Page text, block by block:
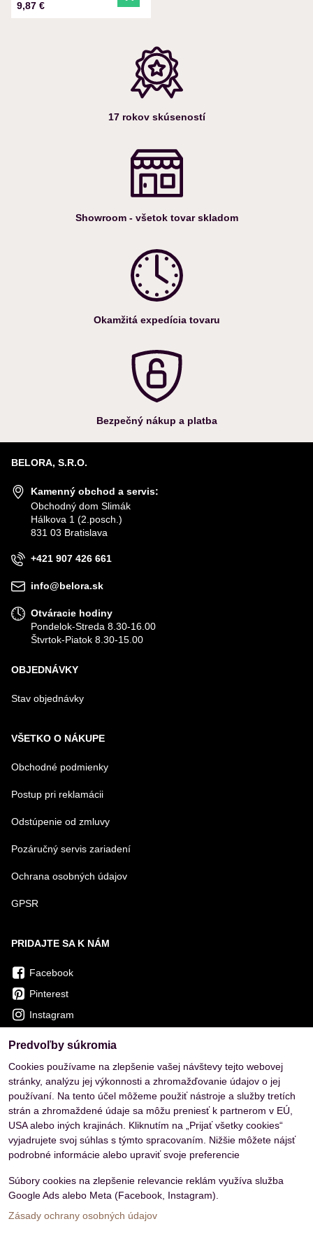
Cena s DPH
9,87 €
17 rokov skúseností
Showroom - všetok tovar skladom
Okamžitá expedícia tovaru
Bezpečný nákup a platba
BELORA, S.R.O.
Kamenný obchod a servis:
Obchodný dom Slimák
Hálkova 1 (2.posch.)
831 03 Bratislava
+421 907 426 661
info@belora.sk
Otváracie hodiny
Pondelok-Streda 8.30-16.00
Štvrtok-Piatok 8.30-15.00
OBJEDNÁVKY
Stav objednávky
VŠETKO O NÁKUPE
Obchodné podmienky
Postup pri reklamácii
Odstúpenie od zmluvy
Pozáručný servis zariadení
Ochrana osobných údajov
GPSR
PRIDAJTE SA K NÁM
Facebook
Pinterest
Instagram
Predvoľby súkromia
Cookies používame na zlepšenie vašej návštevy tejto webovej
stránky, analýzu jej výkonnosti a zhromažďovanie údajov o jej
používaní. Na tento účel môžeme použiť nástroje a služby tretích
strán a zhromaždené údaje sa môžu preniesť k partnerom v EÚ,
USA alebo iných krajinách. Kliknutím na „Prijať všetky cookies“
vyjadrujete svoj súhlas s týmto spracovaním. Nižšie môžete nájsť
podrobné informácie alebo upraviť svoje preferencie
Súbory cookies na zlepšenie relevancie reklám využíva služba
Google Ads alebo Meta (Facebook, Instagram).
Zásady ochrany osobných údajov